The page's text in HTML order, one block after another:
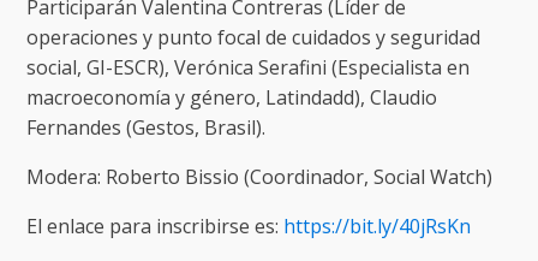
Participarán Valentina Contreras (Líder de
operaciones y punto focal de cuidados y seguridad
social, GI-ESCR), Verónica Serafini (Especialista en
macroeconomía y género, Latindadd), Claudio
Fernandes (Gestos, Brasil).
Modera: Roberto Bissio (Coordinador, Social Watch)
El enlace para inscribirse es: https://bit.ly/40jRsKn